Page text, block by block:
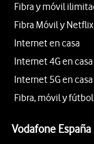
Fibra y móvil
Fibra Móvil y Netflix
Internet en casa
Internet 4G en
Internet 5G en casa
Fibra, móvil y fútbol
Vodafone España